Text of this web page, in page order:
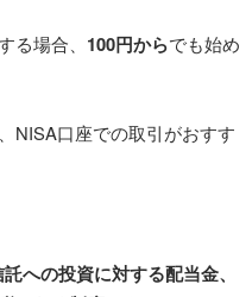
場合、 100円からでも始め
NISA口座での取引がおすす
への投資に対する配当金、